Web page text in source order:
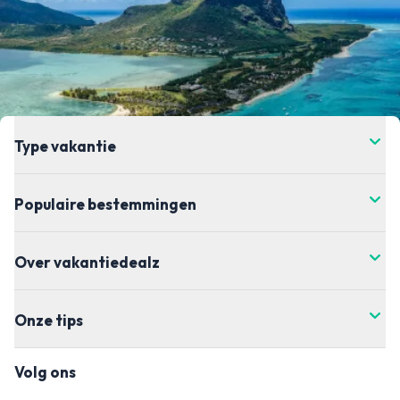
Type vakantie
Populaire bestemmingen
Over vakantiedealz
Onze tips
Volg ons